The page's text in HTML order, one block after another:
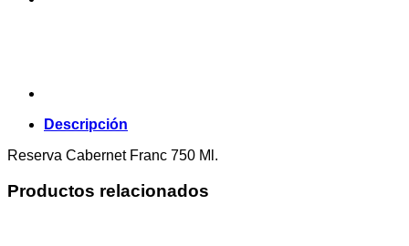
Descripción
Reserva Cabernet Franc 750 Ml.
Productos relacionados